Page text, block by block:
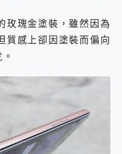
玫瑰金塗裝，雖然因為
質感上卻因塗裝而偏向